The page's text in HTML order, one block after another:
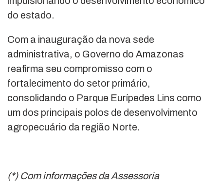
do estado.
Com a inauguração da nova sede
administrativa, o Governo do Amazonas
reafirma seu compromisso com o
fortalecimento do setor primário,
consolidando o Parque Eurípedes Lins como
um dos principais polos de desenvolvimento
agropecuário da região Norte.
(*) Com informações da Assessoria